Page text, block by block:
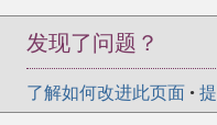
发现了问题？
了解如何改进此页面 •